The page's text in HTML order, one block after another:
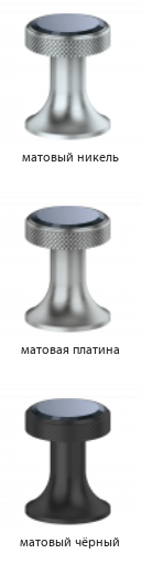
матовый никель
матовая платина
матовый чёрный